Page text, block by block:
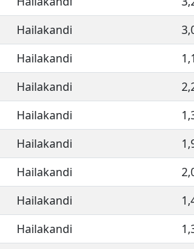
Hailakandi
Hailakandi
Hailakandi
Hailakandi
Hailakandi
Hailakandi
Hailakandi
Hailakandi